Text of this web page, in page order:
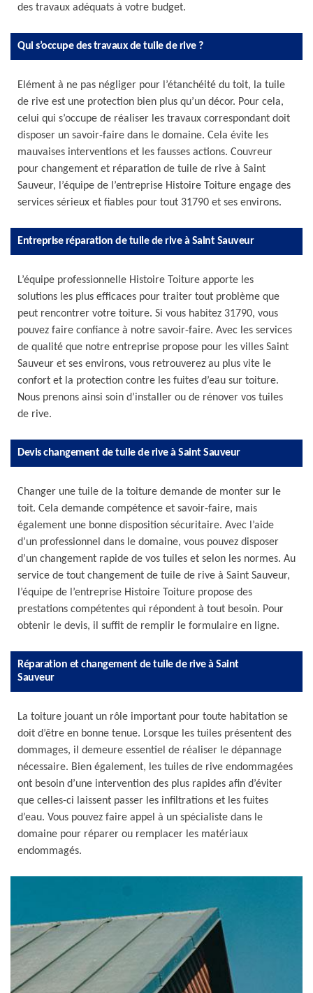
des travaux adéquats à votre budget.
Qui s’occupe des travaux de tuile de rive ?
Elément à ne pas négliger pour l’étanchéité du toit, la tuile
de rive est une protection bien plus qu’un décor. Pour cela,
celui qui s’occupe de réaliser les travaux correspondant doit
disposer un savoir-faire dans le domaine. Cela évite les
mauvaises interventions et les fausses actions. Couvreur
pour changement et réparation de tuile de rive à Saint
Sauveur, l’équipe de l’entreprise Histoire Toiture engage des
services sérieux et fiables pour tout 31790 et ses environs.
Entreprise réparation de tuile de rive à Saint Sauveur
L’équipe professionnelle Histoire Toiture apporte les
solutions les plus efficaces pour traiter tout problème que
peut rencontrer votre toiture. Si vous habitez 31790, vous
pouvez faire confiance à notre savoir-faire. Avec les services
de qualité que notre entreprise propose pour les villes Saint
Sauveur et ses environs, vous retrouverez au plus vite le
confort et la protection contre les fuites d’eau sur toiture.
Nous prenons ainsi soin d’installer ou de rénover vos tuiles
de rive.
Devis changement de tuile de rive à Saint Sauveur
Changer une tuile de la toiture demande de monter sur le
toit. Cela demande compétence et savoir-faire, mais
également une bonne disposition sécuritaire. Avec l’aide
d’un professionnel dans le domaine, vous pouvez disposer
d’un changement rapide de vos tuiles et selon les normes. Au
service de tout changement de tuile de rive à Saint Sauveur,
l’équipe de l’entreprise Histoire Toiture propose des
prestations compétentes qui répondent à tout besoin. Pour
obtenir le devis, il suffit de remplir le formulaire en ligne.
Réparation et changement de tuile de rive à Saint
Sauveur
La toiture jouant un rôle important pour toute habitation se
doit d’être en bonne tenue. Lorsque les tuiles présentent des
dommages, il demeure essentiel de réaliser le dépannage
nécessaire. Bien également, les tuiles de rive endommagées
ont besoin d’une intervention des plus rapides afin d’éviter
que celles-ci laissent passer les infiltrations et les fuites
d’eau. Vous pouvez faire appel à un spécialiste dans le
domaine pour réparer ou remplacer les matériaux
endommagés.